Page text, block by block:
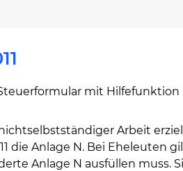
mit Hilfefunktion
Arbeit
die Anlage N. Bei Eheleuten
Anlage N ausfüllen muss.